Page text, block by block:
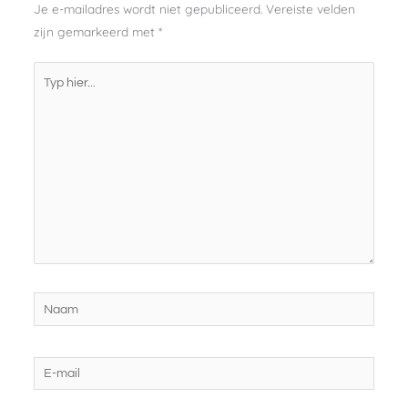
Je e-mailadres wordt niet gepubliceerd. Vereiste velden
zijn gemarkeerd met *
Naam
mail